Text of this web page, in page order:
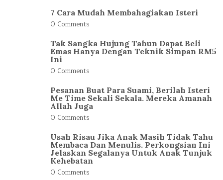
7 Cara Mudah Membahagiakan Isteri
0 Comments
Tak Sangka Hujung Tahun Dapat Beli
Emas Hanya Dengan Teknik Simpan RM5
Ini
0 Comments
Pesanan Buat Para Suami, Berilah Isteri
Me Time Sekali Sekala. Mereka Amanah
Allah Juga
0 Comments
Usah Risau Jika Anak Masih Tidak Tahu
Membaca Dan Menulis. Perkongsian Ini
Jelaskan Segalanya Untuk Anak Tunjuk
Kehebatan
0 Comments